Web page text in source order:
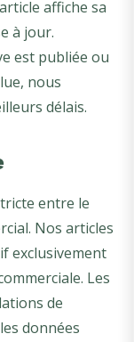
affiche sa
à jour.
est publiée ou
nous
délais.
entre le
Nos articles
exclusivement
Les
de
données